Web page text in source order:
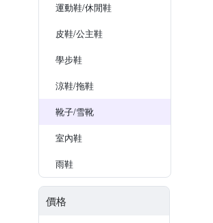
運動鞋/休閒鞋
皮鞋/公主鞋
學步鞋
涼鞋/拖鞋
靴子/雪靴
室內鞋
雨鞋
價格